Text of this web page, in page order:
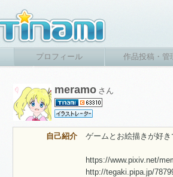
プロフィール 作品投稿・管
meramo さん
自己紹介 ゲームとお絵描きが好き
https://www.pixiv.net/
http://tegaki.pipa.jp/